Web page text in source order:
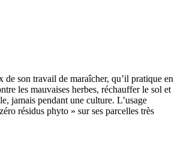
de son travail de maraîcher, qu’il pratique en
les mauvaises herbes, réchauffer le sol et
jamais pendant une culture. L’usage
résidus phyto » sur ses parcelles très